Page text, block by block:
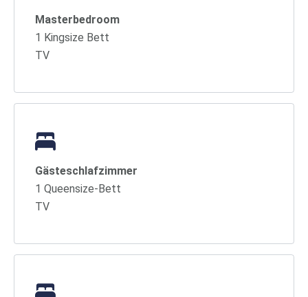
Masterbedroom
1 Kingsize Bett
TV
Gästeschlafzimmer
1 Queensize-Bett
TV